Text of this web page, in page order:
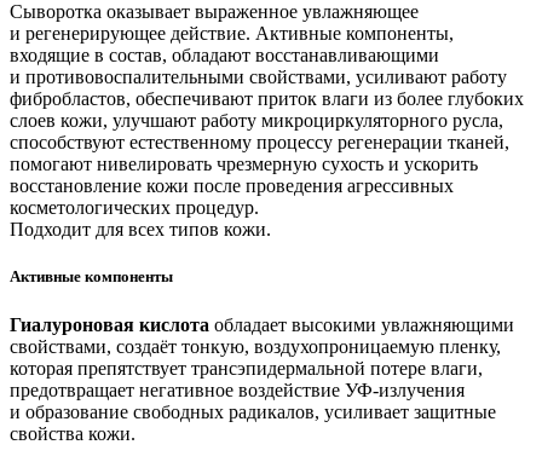
Сыворотка оказывает выраженное увлажняющее
и регенерирующее действие. Активные компоненты,
входящие в состав, обладают восстанавливающими
и противовоспалительными свойствами, усиливают работу
фибробластов, обеспечивают приток влаги из более глубоких
слоев кожи, улучшают работу микроциркуляторного русла,
способствуют естественному процессу регенерации тканей,
помогают нивелировать чрезмерную сухость и ускорить
восстановление кожи после проведения агрессивных
косметологических процедур.
Подходит для всех типов кожи.
Активные компоненты
Гиалуроновая кислота обладает высокими увлажняющими
свойствами, создаёт тонкую, воздухопроницаемую пленку,
которая препятствует трансэпидермальной потере влаги,
предотвращает негативное воздействие УФ-излучения
и образование свободных радикалов, усиливает защитные
свойства кожи.